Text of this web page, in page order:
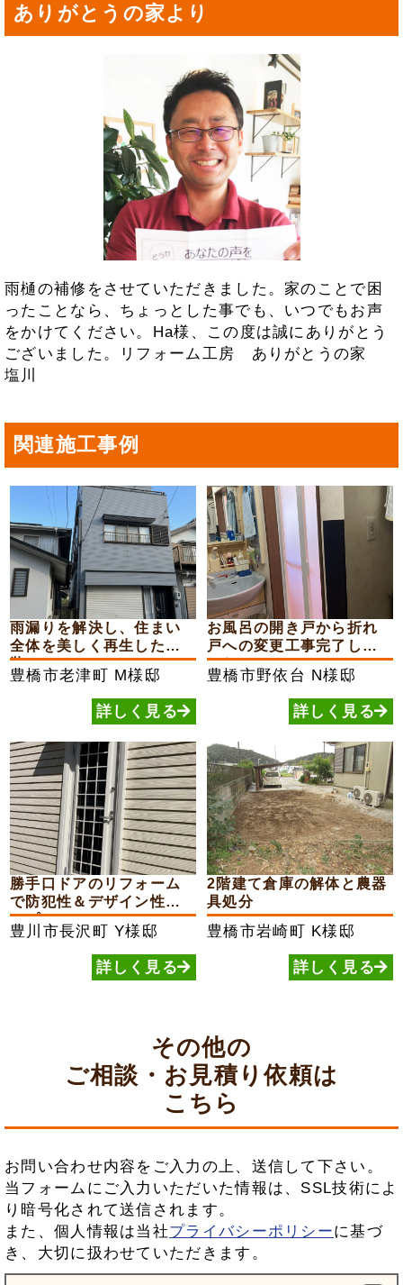
ありがとうの家より
雨樋の補修をさせていただきました。家のことで困
ったことなら、ちょっとした事でも、いつでもお声
をかけてください。Ha様、この度は誠にありがとう
ございました。リフォーム工房 ありがとうの家
塩川
関連施工事例
雨漏りを解決し、住まい
全体を美しく再生した外
装...
豊橋市老津町 M様邸
詳しく見る
お風呂の開き戸から折れ
戸への変更工事完了しま
した
豊橋市野依台 N様邸
詳しく見る
勝手口ドアのリフォーム
で防犯性＆デザイン性ア
ップ
豊川市長沢町Y様邸
詳しく見る
2階建て倉庫の解体と農器
具処分
豊橋市岩崎町 K様邸
詳しく見る
その他の
ご相談・お見積り依頼は
こちら
お問い合わせ内容をご入力の上、送信して下さい。
当フォームにご入力いただいた情報は、SSL技術によ
り暗号化されて送信されます。
また、個人情報は当社プライバシーポリシーに基づ
き、大切に扱わせていただきます。